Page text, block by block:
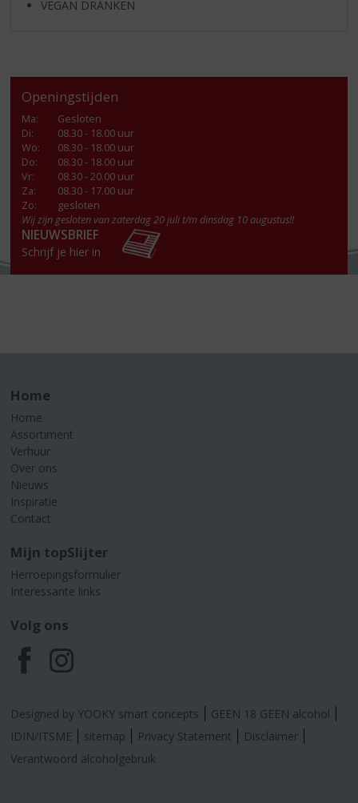
VEGAN DRANKEN
Openingstijden
Ma:
Gesloten
Di:
08.30 - 18.00 uur
Wo:
08.30 - 18.00 uur
Do:
08.30 - 18.00 uur
Vr:
08.30 - 20.00 uur
Za:
08.30 - 17.00 uur
Zo:
gesloten
Wij zijn gesloten van zaterdag 20 juli t/m dinsdag 10 augustus!!
NIEUWSBRIEF
Schrijf je hier in
Home
Home
Assortiment
Verhuur
Over ons
Nieuws
Inspiratie
Contact
Mijn topSlijter
Herroepingsformulier
Interessante links
Volg ons
F
a
c
I
n
s
Designed by YOOKY smart concepts
GEEN 18 GEEN alcohol
IDIN/ITSME
sitemap Privacy Statement
Disclaimer
Verantwoord alcoholgebruik